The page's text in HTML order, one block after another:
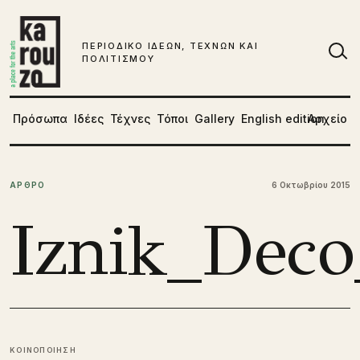
ΠΕΡΙΟΔΙΚΟ ΙΔΕΩΝ, ΤΕΧΝΩΝ ΚΑΙ
ΠΟΛΙΤΙΣΜΟΥ
Πρόσωπα Ιδέες Τέχνες Τόποι Gallery English editionΑρχείο
ΑΡΘΡΟ 6 Οκτωβρίου 2015
ΚΟΙΝΟΠΟΙΗΣΗ